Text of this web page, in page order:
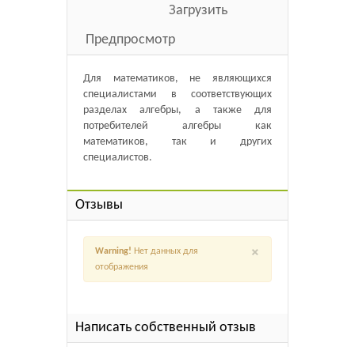
Загрузить
Предпросмотр
Для математиков, не являющихся
специалистами в соответствующих
разделах алгебры, а также для
потребителей алгебры как
математиков, так и других
специалистов.
Отзывы
×
Warning! Нет данных для
отображения
Написать собственный отзыв